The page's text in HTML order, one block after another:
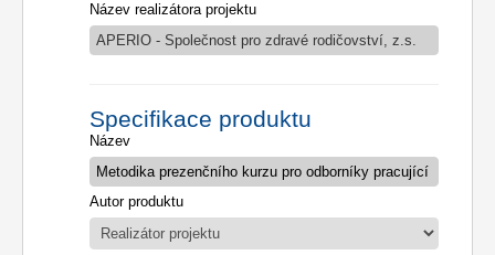
Název realizátora projektu
APERIO - Společnost pro zdravé rodičovství, z.s.
Specifikace produktu
Název
Autor produktu